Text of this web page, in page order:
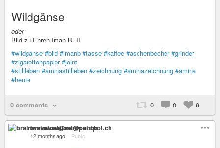
Wildgänse
oder
Bild zu Ehren Iman B. II
#wildgänse #bild #imanb #tasse #kaffee #aschenbecher #grinder
#zigarettenpapier #joint
#stillleben #aminastillleben #zeichnung #aminazeichnung #amina
#heute
0 comments 0 0 9
brainwavelost@nerdpol.ch
12 months ago – Public